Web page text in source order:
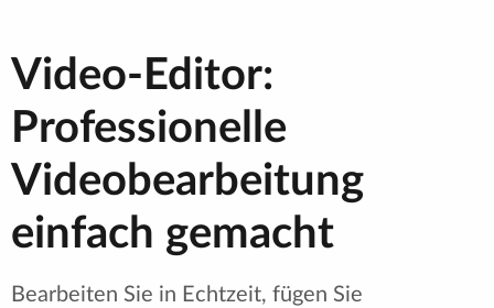
Video-Editor:
Professionelle
Videobearbeitung
einfach gemacht
Bearbeiten Sie in Echtzeit, fügen Sie